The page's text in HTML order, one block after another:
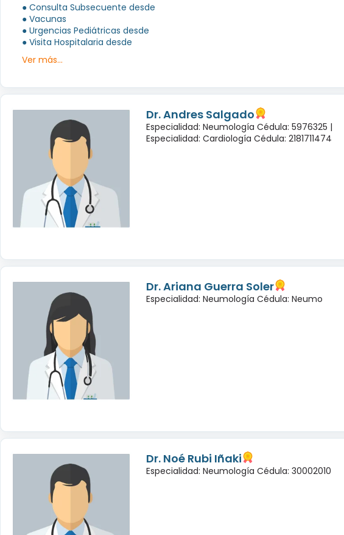
● Consulta Subsecuente desde
● Vacunas
● Urgencias Pediátricas desde
● Visita Hospitalaria desde
Ver más...
Dr. Andres Salgado
Especialidad: Neumología Cédula: 5976325 |
Especialidad: Cardiología Cédula: 2181711474
Dr. Ariana Guerra Soler
Especialidad: Neumología Cédula: Neumo
Dr. Noé Rubi Iñaki
Especialidad: Neumología Cédula: 30002010